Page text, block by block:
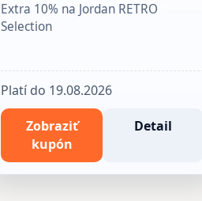
Extra 10% na Jordan RETRO
Selection
Platí do 19.08.2026
Zobraziť
kupón
Detail